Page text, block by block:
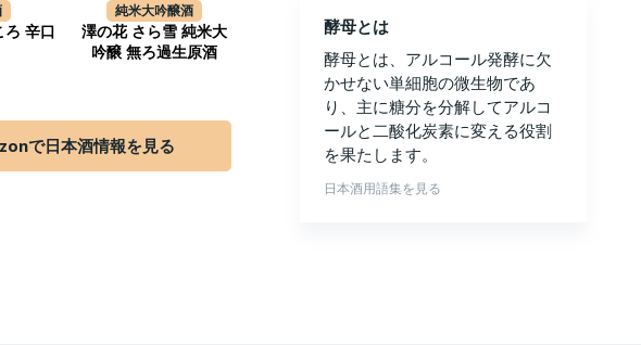
ろ 辛口
純米大吟醸酒
澤の花 さら雪 純米大
吟醸 無ろ過生原酒
で日本酒情報を見る
酵母とは
酵母とは、アルコール発酵に欠
かせない単細胞の微生物であ
り、主に糖分を分解してアルコ
ールと二酸化炭素に変える役割
を果たします。
日本酒用語集を見る